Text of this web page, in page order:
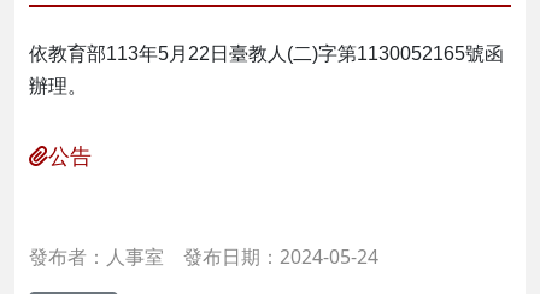
依教育部113年5月22日臺教人(二)字第1130052165號函
辦理。
公告
發布者：人事室 發布日期：2024-05-24